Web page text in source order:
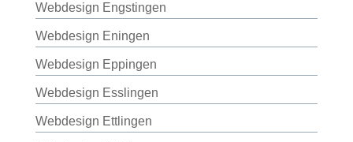
Webdesign Engstingen
Webdesign Eningen
Webdesign Eppingen
Webdesign Esslingen
Webdesign Ettlingen